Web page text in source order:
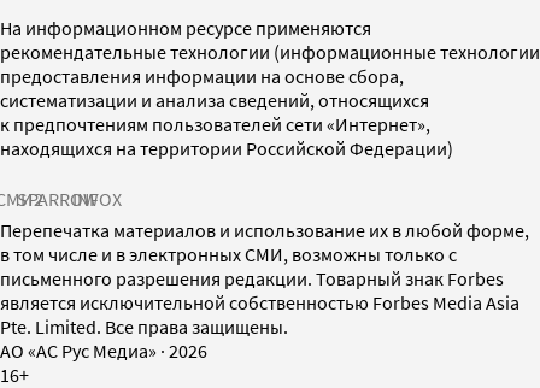
На информационном ресурсе применяются
рекомендательные технологии (информационные технологии
предоставления информации на основе сбора,
систематизации и анализа сведений, относящихся
к предпочтениям пользователей сети «Интернет»,
находящихся на территории Российской Федерации)
SPARROWINFOX
Перепечатка материалов и использование их в любой форме,
в том числе и в электронных СМИ, возможны только с
письменного разрешения редакции. Товарный знак Forbes
является исключительной собственностью Forbes Media Asia
Pte. Limited. Все права защищены.
AO «АС Рус Медиа» · 2026
16+